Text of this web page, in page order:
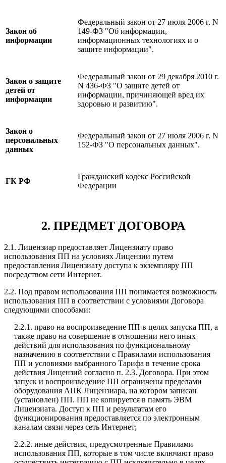
Закон об
информации
Федеральный закон от 27 июля 2006 г. N
149-ФЗ "Об информации,
информационных технологиях и о
защите информации".
Закон о защите
детей от
информации
Федеральный закон от 29 декабря 2010 г.
N 436-ФЗ "О защите детей от
информации, причиняющей вред их
здоровью и развитию".
Закон о
персональных
данных
Федеральный закон от 27 июля 2006 г. N
152-ФЗ "О персональных данных".
ГК РФ
Гражданский кодекс Российской
Федерации
2. ПРЕДМЕТ ДОГОВОРА
2.1. Лицензиар предоставляет Лицензиату право
использования ПП на условиях Лицензии путем
предоставления Лицензиату доступа к экземпляру ПП
посредством сети Интернет.
2.2. Под правом использования ПП понимается возможность
использования ПП в соответствии с условиями Договора
следующими способами:
2.2.1. право на воспроизведение ПП в целях запуска ПП, а
также право на совершение в отношении него иных
действий для использования по функциональному
назначению в соответствии с Правилами использования
ПП и условиями выбранного Тарифа в течение срока
действия Лицензий согласно п. 2.3. Договора. При этом
запуск и воспроизведение ПП ограничены пределами
оборудования АПК Лицензиара, на котором записан
(установлен) ПП. ПП не копируется в память ЭВМ
Лицензиата. Доступ к ПП и результатам его
функционирования предоставляется по электронным
каналам связи через сеть Интернет;
2.2.2. иные действия, предусмотренные Правилами
использования ПП, которые в том числе включают право